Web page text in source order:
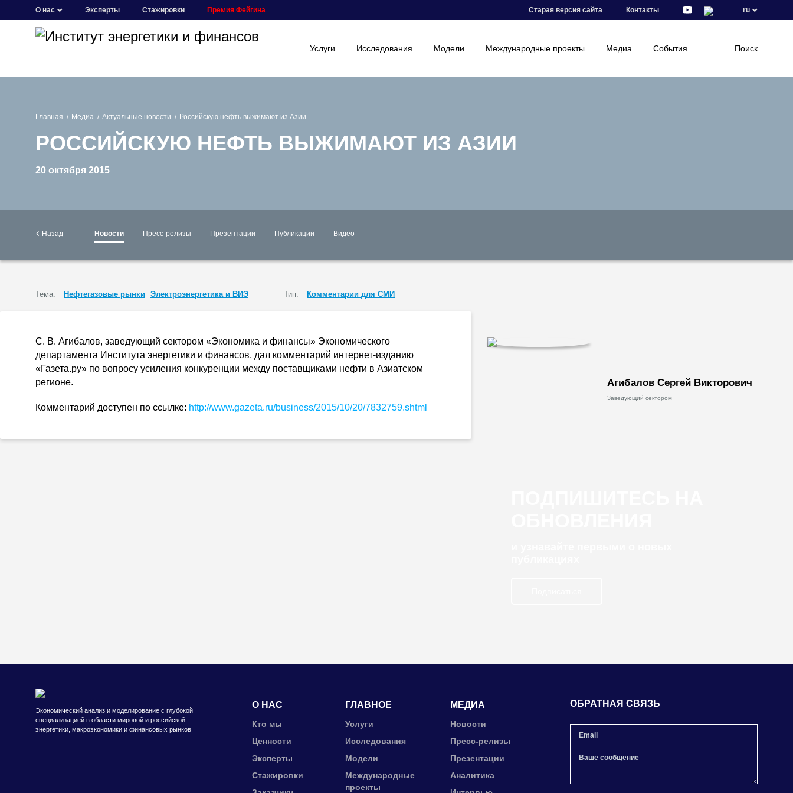
О нас Эксперты Стажировки Премия Фейгина Старая версия сайта Контакты ru
Услуги Исследования Модели Международные проекты Медиа События Поиск
Главная Медиа Актуальные новости Российскую нефть выжимают из Азии
РОССИЙСКУЮ НЕФТЬ ВЫЖИМАЮТ ИЗ АЗИИ
20 октября 2015
Назад Новости Пресс-релизы Презентации Публикации Видео
Тема: Нефтегазовые рынки Электроэнергетика и ВИЭ Тип: Комментарии для СМИ
С. В. Агибалов, заведующий сектором «Экономика и финансы» Экономического
департамента Института энергетики и финансов, дал комментарий интернет-изданию
«Газета.ру» по вопросу усиления конкуренции между поставщиками нефти в Азиатском
регионе.
Комментарий доступен по ссылке: http://www.gazeta.ru/business/2015/10/20/7832759.shtml
Агибалов Сергей Викторович
Заведующий сектором
Экономический анализ и моделирование с глубокой
специализацией в области мировой и российской
энергетики, макроэкономики и финансовых рынков
О НАС
Кто мы
Ценности
Эксперты
Стажировки
ГЛАВНОЕ
Услуги
Исследования
Модели
Международные
проекты
МЕДИА
Новости
Пресс-релизы
Презентации
Аналитика
ОБРАТНАЯ СВЯЗЬ